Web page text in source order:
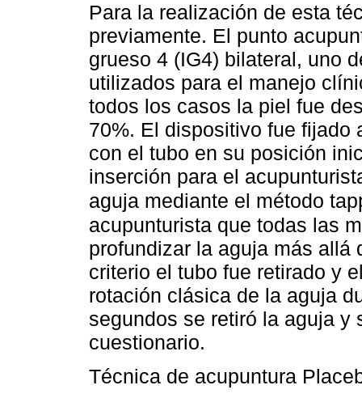
Para la realización de esta
previamente. El punto
grueso 4 (IG4) bilateral, uno
utilizados para el manejo
todos los casos la piel fue
70%. El dispositivo fue fijado
con el tubo en su posición
inserción para el
aguja mediante el método
acupunturista que todas las
profundizar la aguja más
criterio el tubo fue retirado y
rotación clásica de la aguja
segundos se retiró la aguja y
cuestionario.
Técnica de acupuntura